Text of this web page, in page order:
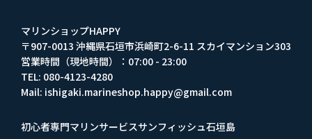
マリンショップHAPPY
〒907-0013 沖縄県石垣市浜崎町2-6-11 スカイマンション303
営業時間（現地時間）：07:00 - 23:00
TEL: 080-4123-4280
Mail: ishigaki.marineshop.happy@gmail.com
初心者専門マリンサービスサンフィッシュ石垣島